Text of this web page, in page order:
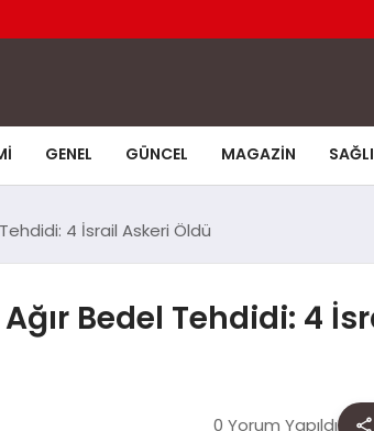
GENEL GÜNCEL MAGAZIN
4 İsrail Askeri Öldü
Bedel Tehdidi: 4
0 Yorum Yapıldı